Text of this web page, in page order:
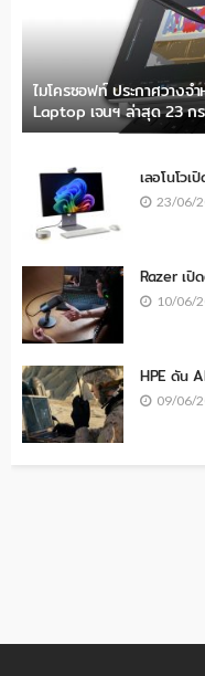
ไมโครซอฟท์ ประกาศวาง
Laptop เจนฯ ล่าสุด 23 ก
เลอโนโว
23/06/
Razer เปิ
10/06/
HPE ดัน
09/06/